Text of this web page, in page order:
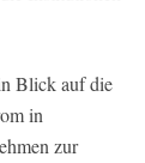
Blick auf die
in
zur